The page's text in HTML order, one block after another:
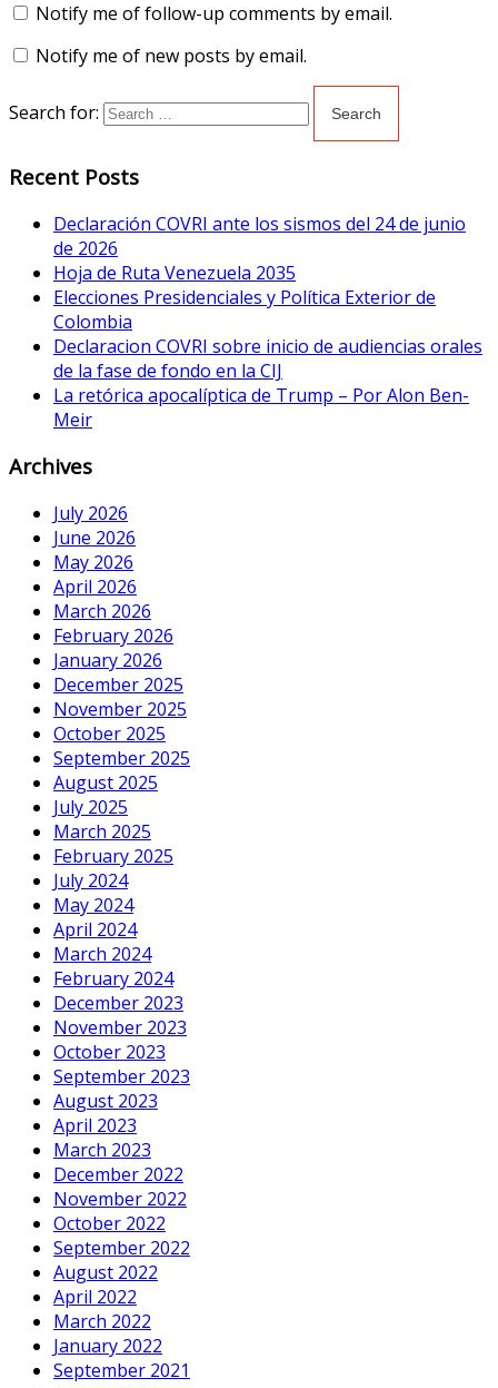
Notify me of follow-up comments by email.
Notify me of new posts by email.
Search for:
Recent Posts
Declaración COVRI ante los sismos del 24 de junio
de 2026
Hoja de Ruta Venezuela 2035
Elecciones Presidenciales y Política Exterior de
Colombia
Declaracion COVRI sobre inicio de audiencias orales
de la fase de fondo en la CIJ
La retórica apocalíptica de Trump – Por Alon Ben-
Meir
Archives
July 2026
June 2026
May 2026
April 2026
March 2026
February 2026
January 2026
December 2025
November 2025
October 2025
September 2025
August 2025
July 2025
March 2025
February 2025
July 2024
May 2024
April 2024
March 2024
February 2024
December 2023
November 2023
October 2023
September 2023
August 2023
April 2023
March 2023
December 2022
November 2022
October 2022
September 2022
August 2022
April 2022
March 2022
January 2022
September 2021